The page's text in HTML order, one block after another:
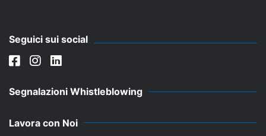
Seguici sui social
Segnalazioni Whistleblowing
Lavora con Noi